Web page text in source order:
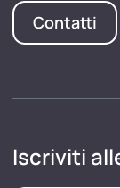
Contatti
Iscriviti